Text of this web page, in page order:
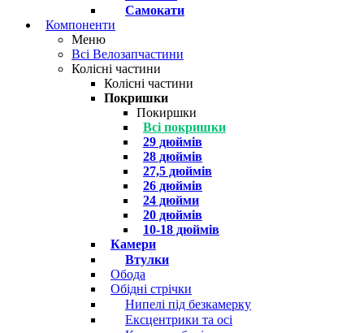
Самокати
Компоненти
Меню
Всі Велозапчастини
Колісні частини
Колісні частини
Покришки
Покиршки
Всі покришки
29 дюймів
28 дюймів
27,5 дюймів
26 дюймів
24 дюйми
20 дюймів
10-18 дюймів
Камери
Втулки
Обода
Обідні стрічки
Нипелі під безкамерку
Ексцентрики та осі